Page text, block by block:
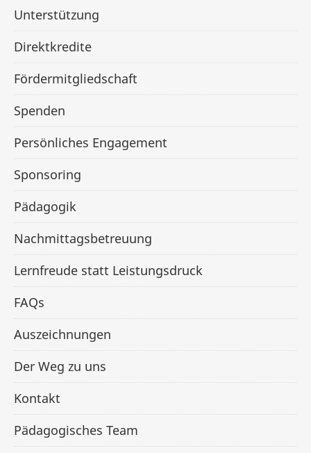
Unterstützung
Direktkredite
Fördermitgliedschaft
Spenden
Persönliches Engagement
Sponsoring
Pädagogik
Nachmittagsbetreuung
Lernfreude statt Leistungsdruck
FAQs
Auszeichnungen
Der Weg zu uns
Kontakt
Pädagogisches Team